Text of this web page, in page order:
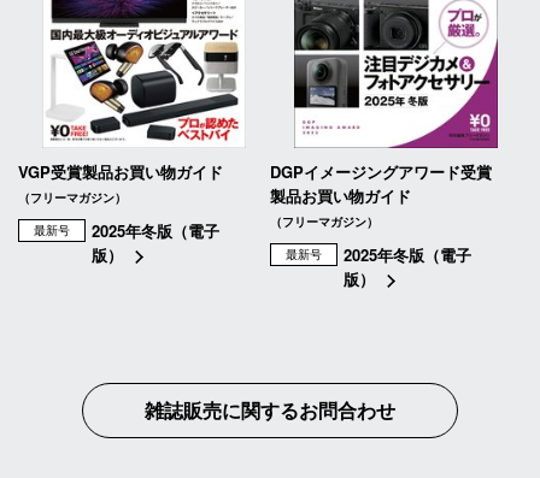
VGP受賞製品お買い物ガイド
（フリーマガジン）
最新号
2025年冬版（電子
版）
DGPイメージングアワード受賞
製品お買い物ガイド
（フリーマガジン）
最新号
2025年冬版（電子
版）
雑誌販売に関するお問合わせ